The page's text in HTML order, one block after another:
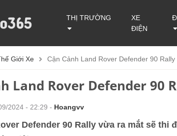
THỊ TRƯỜNG
XE
ĐIỆN
Giới Xe Cận Cảnh Land Rover Defender 90
Land Rover Defender 90
2024 - 22:29 - Hoangvv
Defender 90 Rally vừa ra mắt sẽ thi